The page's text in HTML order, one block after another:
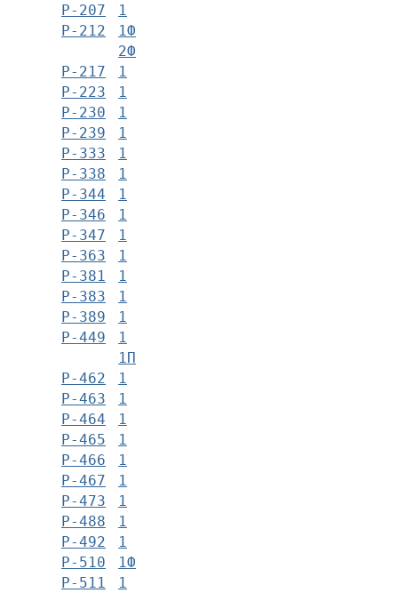
Р-207
1
Р-212
1Ф
2Ф
Р-217
1
Р-223
1
Р-230
1
Р-239
1
Р-333
1
Р-338
1
Р-344
1
Р-346
1
Р-347
1
Р-363
1
Р-381
1
Р-383
1
Р-389
1
Р-449
1
1П
Р-462
1
Р-463
1
Р-464
1
Р-465
1
Р-466
1
Р-467
1
Р-473
1
Р-488
1
Р-492
1
Р-510
1Ф
Р-511
1